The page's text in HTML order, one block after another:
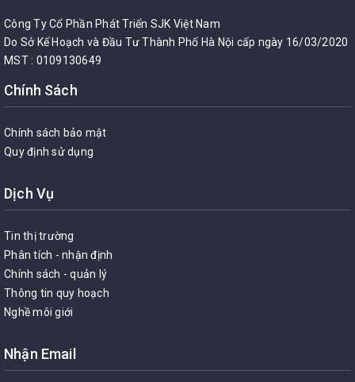
Công Ty Cổ Phần Phát Triển SJK Việt Nam
Do Sở Kế Hoạch và Đầu Tư Thành Phố Hà Nội cấp ngày 16/03/2020
MST : 0109130649
Chính Sách
Chính sách bảo mật
Quy định sử dụng
Dịch Vụ
Tin thị trường
Phân tích - nhận định
Chính sách - quản lý
Thông tin quy hoạch
Nghề môi giới
Nhận Email